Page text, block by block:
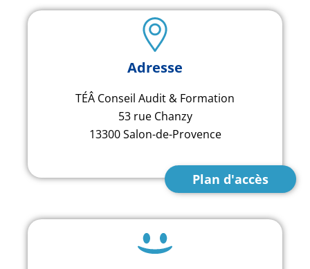
Adresse
TÉÂ Conseil Audit & Formation
53 rue Chanzy
13300 Salon-de-Provence
Plan d'accès